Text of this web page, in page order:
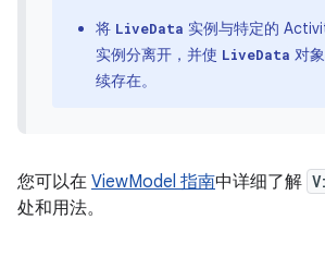
将 LiveData 实例与特定的
实例分离开，并使 LiveData 对
续存在。
您可以在 ViewModel 指南中详细了解
处和用法。